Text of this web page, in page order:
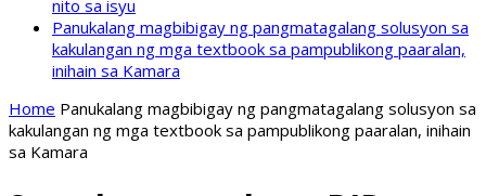
nito sa isyu
Panukalang magbibigay ng pangmatagalang solusyon sa
kakulangan ng mga textbook sa pampublikong paaralan,
inihain sa Kamara
Home Panukalang magbibigay ng pangmatagalang solusyon sa
kakulangan ng mga textbook sa pampublikong paaralan, inihain
sa Kamara